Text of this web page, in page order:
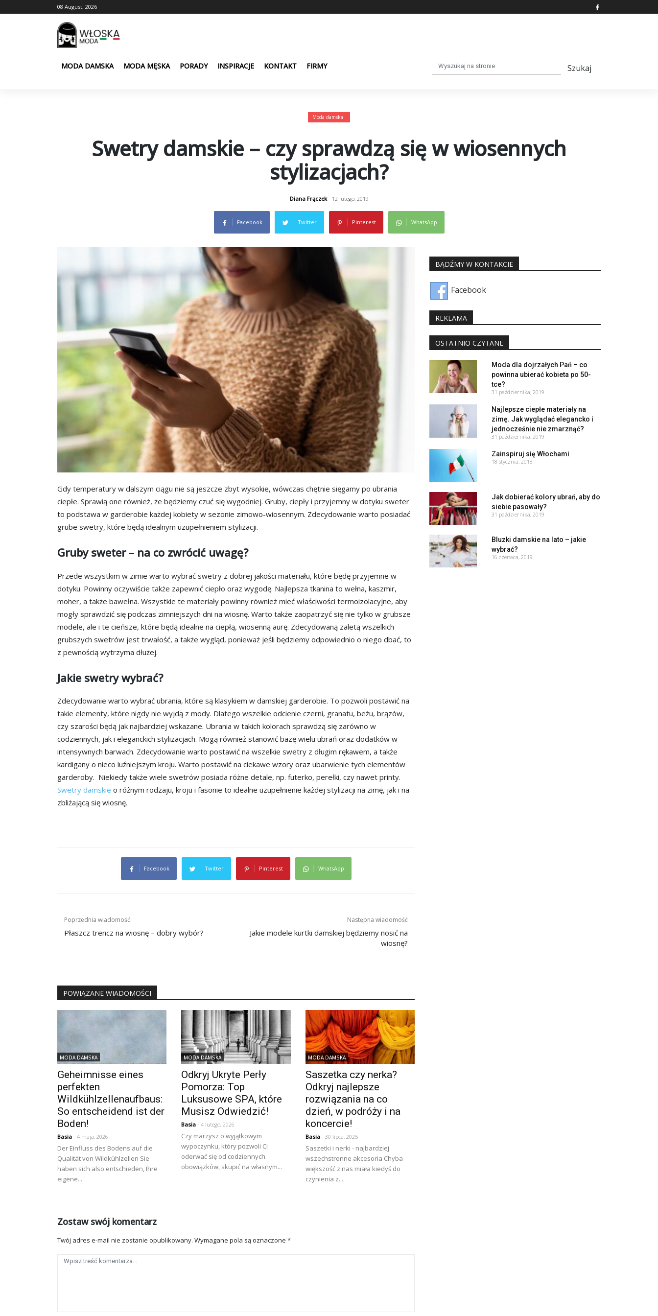
to
08 August, 2026
MODA DAMSKA MODA MĘSKA PORADY INSPIRACJE KONTAKT FIRMY
Moda damska
Swetry damskie – czy sprawdzą się w wiosennych
stylizacjach?
Diana Frączek- 12 lutego, 2019
Facebook Twitter Pinterest WhatsApp
Gdy temperatury w dalszym ciągu nie są jeszcze zbyt wysokie, wówczas chętnie sięgamy po ubrania
ciepłe. Sprawią one również, że będziemy czuć się wygodniej. Gruby, ciepły i przyjemny w dotyku sweter
to podstawa w garderobie każdej kobiety w sezonie zimowo-wiosennym. Zdecydowanie warto posiadać
grube swetry, które będą idealnym uzupełnieniem stylizacji.
Gruby sweter – na co zwrócić uwagę?
Przede wszystkim w zimie warto wybrać swetry z dobrej jakości materiału, które będę przyjemne w
dotyku. Powinny oczywiście także zapewnić ciepło oraz wygodę. Najlepsza tkanina to wełna, kaszmir,
moher, a także bawełna. Wszystkie te materiały powinny również mieć właściwości termoizolacyjne, aby
mogły sprawdzić się podczas zimniejszych dni na wiosnę. Warto także zaopatrzyć się nie tylko w grubsze
modele, ale i te cieńsze, które będą idealne na ciepłą, wiosenną aurę. Zdecydowaną zaletą wszelkich
grubszych swetrów jest trwałość, a także wygląd, ponieważ jeśli będziemy odpowiednio o niego dbać, to
z pewnością wytrzyma dłużej.
Jakie swetry wybrać?
Zdecydowanie warto wybrać ubrania, które są klasykiem w damskiej garderobie. To pozwoli postawić na
takie elementy, które nigdy nie wyjdą z mody. Dlatego wszelkie odcienie czerni, granatu, beżu, brązów,
czy szarości będą jak najbardziej wskazane. Ubrania w takich kolorach sprawdzą się zarówno w
codziennych, jak i eleganckich stylizacjach. Mogą również stanowić bazę wielu ubrań oraz dodatków w
intensywnych barwach. Zdecydowanie warto postawić na wszelkie swetry z długim rękawem, a także
kardigany o nieco luźniejszym kroju. Warto postawić na ciekawe wzory oraz ubarwienie tych elementów
garderoby. Niekiedy także wiele swetrów posiada różne detale, np. futerko, perełki, czy nawet printy.
Swetry damskie o różnym rodzaju, kroju i fasonie to idealne uzupełnienie każdej stylizacji na zimę, jak i na
zbliżającą się wiosnę.
Facebook Twitter Pinterest WhatsApp
Nawigacja
wpisu
Poprzednia wiadomość
Płaszcz trencz na wiosnę – dobry wybór?
Następna wiadomość
Jakie modele kurtki damskiej będziemy nosić na
wiosnę?
POWIĄZANE WIADOMOŚCI
MODA DAMSKA
Geheimnisse eines
perfekten
Wildkühlzellenaufbaus:
So entscheidend ist der
Boden!
Basia - 4 maja, 2026
Der Einfluss des Bodens auf die
Qualität von Wildkühlzellen Sie
haben sich also entschieden, Ihre
eigene...
MODA DAMSKA
Odkryj Ukryte Perły
Pomorza: Top
Luksusowe SPA, które
Musisz Odwiedzić!
Basia - 4 lutego, 2026
Czy marzysz o wyjątkowym
wypoczynku, który pozwoli Ci
oderwać się od codziennych
obowiązków, skupić na własnym...
MODA DAMSKA
Saszetka czy nerka?
Odkryj najlepsze
rozwiązania na co
dzień, w podróży i na
koncercie!
Basia- 30 lipca, 2025
Saszetki i nerki - najbardziej
wszechstronne akcesoria Chyba
większość z nas miała kiedyś do
czynienia z...
Zostaw swój komentarz
Twój adres e-mail nie zostanie opublikowany. Wymagane pola są oznaczone *
BĄDŹMY W KONTAKCIE
Facebook
REKLAMA
OSTATNIO CZYTANE
Moda dla dojrzałych Pań – co
powinna ubierać kobieta po 50-
tce?
31 października, 2019
Najlepsze ciepłe materiały na
zimę. Jak wyglądać elegancko i
jednocześnie nie zmarznąć?
31 października, 2019
Zainspiruj się Włochami
18 stycznia, 2018
Jak dobierać kolory ubrań, aby do
siebie pasowały?
31 października, 2019
Bluzki damskie na lato – jakie
wybrać?
16 czerwca, 2019